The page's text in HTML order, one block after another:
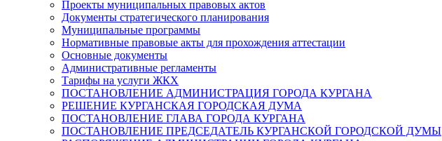
Проекты муниципальных правовых актов
Документы стратегического планирования
Муниципальные программы
Нормативные правовые акты для прохождения аттестации
Основные документы
Административные регламенты
Тарифы на услуги ЖКХ
ПОСТАНОВЛЕНИЕ АДМИНИСТРАЦИЯ ГОРОДА КУРГАНА
РЕШЕНИЕ КУРГАНСКАЯ ГОРОДСКАЯ ДУМА
ПОСТАНОВЛЕНИЕ ГЛАВА ГОРОДА КУРГАНА
ПОСТАНОВЛЕНИЕ ПРЕДСЕДАТЕЛЬ КУРГАНСКОЙ ГОРОДСКОЙ ДУМЫ